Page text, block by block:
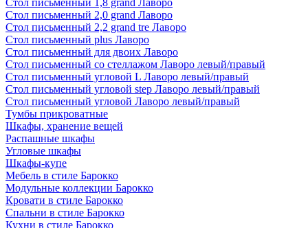
Стол письменный 1,8 grand Лаворо
Стол письменный 2,0 grand Лаворо
Стол письменный 2,2 grand tre Лаворо
Стол письменный plus Лаворо
Стол письменный для двоих Лаворо
Стол письменный со стеллажом Лаворо левый/правый
Стол письменный угловой L Лаворо левый/правый
Стол письменный угловой step Лаворо левый/правый
Стол письменный угловой Лаворо левый/правый
Тумбы прикроватные
Шкафы, хранение вещей
Распашные шкафы
Угловые шкафы
Шкафы-купе
Мебель в стиле Барокко
Модульные коллекции Барокко
Кровати в стиле Барокко
Спальни в стиле Барокко
Кухни в стиле Барокко